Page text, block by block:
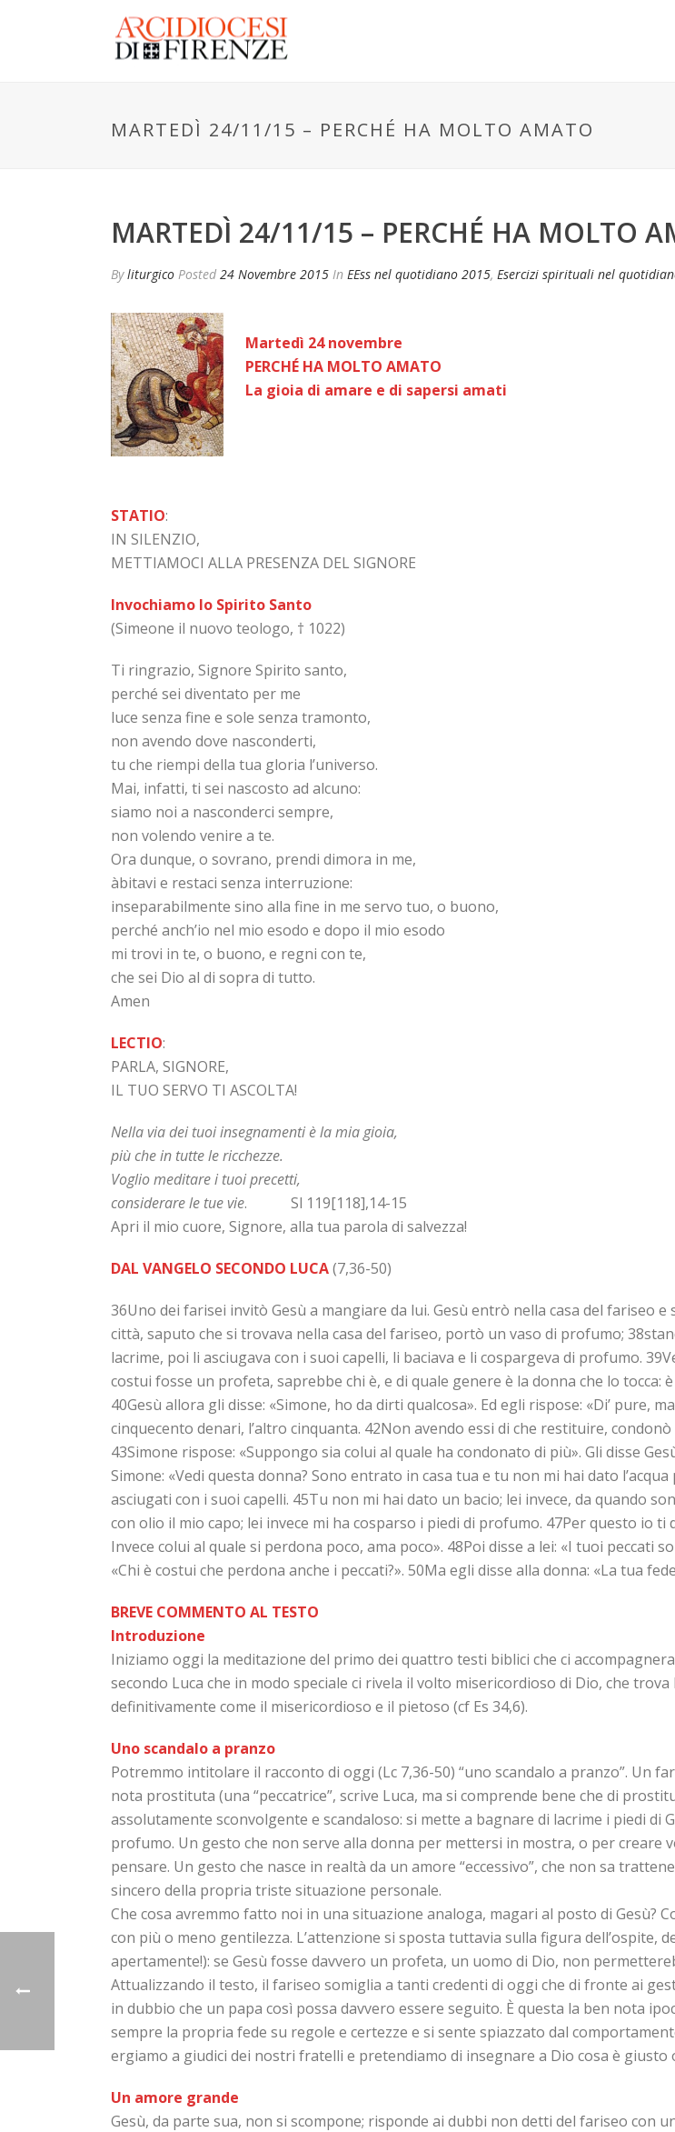
MARTEDÌ 24/11/15 – PERCHÉ HA MOLTO AMATO
MARTEDÌ 24/11/15 – PERCHÉ HA MOLTO
Byliturgico Posted 24 Novembre 2015 In EEss nel quotidiano 2015, Esercizi spirituali nel
Martedì 24 novembre
PERCHÉ HA MOLTO AMATO
La gioia di amare e di sapersi amati
STATIO:
IN SILENZIO,
METTIAMOCI ALLA PRESENZA DEL SIGNORE
Invochiamo lo Spirito Santo
(Simeone il nuovo teologo, † 1022)
Ti ringrazio, Signore Spirito santo,
perché sei diventato per me
luce senza fine e sole senza tramonto,
non avendo dove nasconderti,
tu che riempi della tua gloria l’universo.
Mai, infatti, ti sei nascosto ad alcuno:
siamo noi a nasconderci sempre,
non volendo venire a te.
Ora dunque, o sovrano, prendi dimora in me,
àbitavi e restaci senza interruzione:
inseparabilmente sino alla fine in me servo tuo, o buono,
perché anch’io nel mio esodo e dopo il mio esodo
mi trovi in te, o buono, e regni con te,
che sei Dio al di sopra di tutto.
Amen
LECTIO:
PARLA, SIGNORE,
IL TUO SERVO TI ASCOLTA!
Nella via dei tuoi insegnamenti è la mia gioia,
più che in tutte le ricchezze.
Voglio meditare i tuoi precetti,
considerare le tue vie. Sl 119[118],14-15
Apri il mio cuore, Signore, alla tua parola di salvezza!
DAL VANGELO SECONDO LUCA(7,36-50)
36Uno dei farisei invitò Gesù a mangiare da lui. Gesù entrò nella casa del fariseo e
città, saputo che si trovava nella casa del fariseo, portò un vaso di profumo;
lacrime, poi li asciugava con i suoi capelli, li baciava e li cospargeva di profumo.
costui fosse un profeta, saprebbe chi è, e di quale genere è la donna che lo tocca: è
40Gesù allora gli disse: «Simone, ho da dirti qualcosa». Ed egli rispose: «Di’ pure,
cinquecento denari, l’altro cinquanta. 42Non avendo essi di che restituire,
43Simone rispose: «Suppongo sia colui al quale ha condonato di più». Gli disse
Simone: «Vedi questa donna? Sono entrato in casa tua e tu non mi hai dato
asciugati con i suoi capelli. 45Tu non mi hai dato un bacio; lei invece, da quando
con olio il mio capo; lei invece mi ha cosparso i piedi di profumo. 47Per questo io
Invece colui al quale si perdona poco, ama poco». 48Poi disse a lei: «I tuoi peccati
«Chi è costui che perdona anche i peccati?». 50Ma egli disse alla donna: «La tua
BREVE COMMENTO AL TESTO
Introduzione
Iniziamo oggi la meditazione del primo dei quattro testi biblici che ci
secondo Luca che in modo speciale ci rivela il volto misericordioso di Dio, che
definitivamente come il misericordioso e il pietoso (cf Es 34,6).
Uno scandalo a pranzo
Potremmo intitolare il racconto di oggi (Lc 7,36-50) “uno scandalo a pranzo”. Un
nota prostituta (una “peccatrice”, scrive Luca, ma si comprende bene che di
assolutamente sconvolgente e scandaloso: si mette a bagnare di lacrime i piedi di
profumo. Un gesto che non serve alla donna per mettersi in mostra, o per creare
pensare. Un gesto che nasce in realtà da un amore “eccessivo”, che non sa
sincero della propria triste situazione personale.
Che cosa avremmo fatto noi in una situazione analoga, magari al posto di Gesù?
con più o meno gentilezza. L’attenzione si sposta tuttavia sulla figura dell’ospite,
apertamente!): se Gesù fosse davvero un profeta, un uomo di Dio, non
Attualizzando il testo, il fariseo somiglia a tanti credenti di oggi che di fronte ai
in dubbio che un papa così possa davvero essere seguito. È questa la ben nota
sempre la propria fede su regole e certezze e si sente spiazzato dal
ergiamo a giudici dei nostri fratelli e pretendiamo di insegnare a Dio cosa è giusto
Un amore grande
Gesù, da parte sua, non si scompone; risponde ai dubbi non detti del fariseo con